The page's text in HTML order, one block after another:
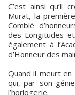
C’est ainsi qu’il
Murat, la
Comblé
des Longitudes
également à
d’Honneur des
Quand il meurt en
qui, par son
l’horlogerie.